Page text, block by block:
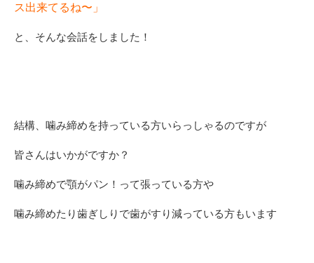
ス出来てるね〜」
と、そんな会話をしました！
結構、噛み締めを持っている方いらっしゃるのですが
皆さんはいかがですか？
噛み締めで顎がパン！って張っている方や
噛み締めたり歯ぎしりで歯がすり減っている方もいます